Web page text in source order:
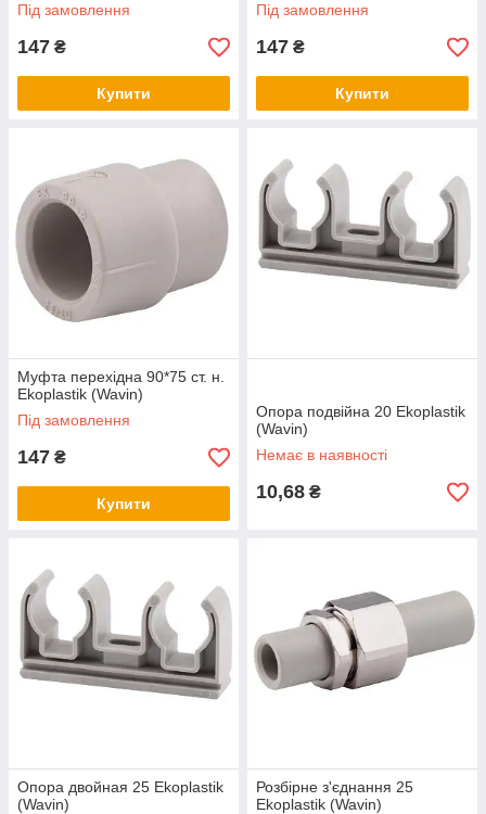
Під замовлення
147 ₴
Купити
Під замовлення
147 ₴
Купити
Муфта перехідна 90*75 ст. н.
Ekoplastik (Wavin)
Під замовлення
147 ₴
Купити
Опора подвійна 20 Ekoplastik
(Wavin)
Немає в наявності
10,68 ₴
Опора двойная 25 Ekoplastik
(Wavin)
Розбірне з'єднання 25
Ekoplastik (Wavin)